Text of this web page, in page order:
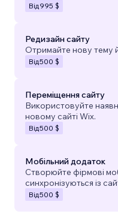
Від 995 $
Редизайн сайту
Отримайте нову тему
Від500 $
Переміщення сайту
Використовуйте
новому сайті Wix.
Від500 $
Мобільний додаток
Створюйте фірмові
синхронізуються із
Від500 $